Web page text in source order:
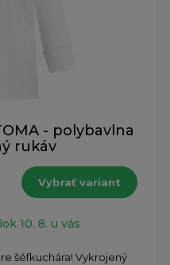
- polybavlna
rukáv
Vybrať variant
10. 8. u vás
šéfkuchára! Vykrojený